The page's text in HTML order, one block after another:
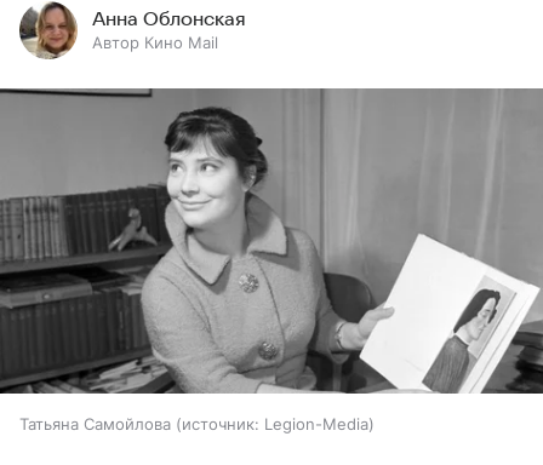
Анна Облонская
Автор Кино Mail
Татьяна Самойлова источник: Legion-Media